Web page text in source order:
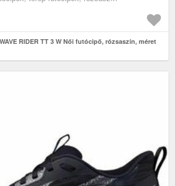
RIDER TT 3 W Női futócipő, rózsaszín, méret